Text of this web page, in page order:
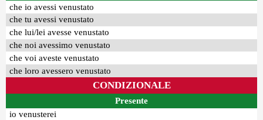
che io avessi venustato
che tu avessi venustato
che lui/lei avesse venustato
che noi avessimo venustato
che voi aveste venustato
che loro avessero venustato
CONDIZIONALE
Presente
io venusterei